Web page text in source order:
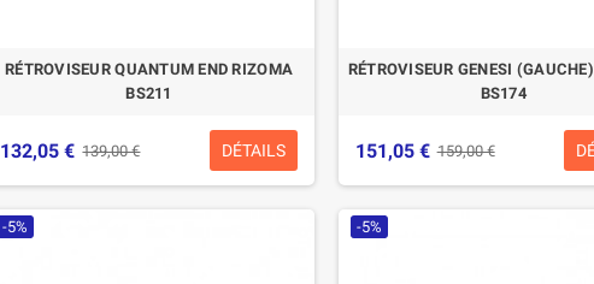
RÉTROVISEUR QUANTUM END RIZOMA
BS211
132,05 € 139,00 € DÉTAILS
RÉTROVISEUR GENESI
BS174
151,05 € 159,00 €
-5% -5%